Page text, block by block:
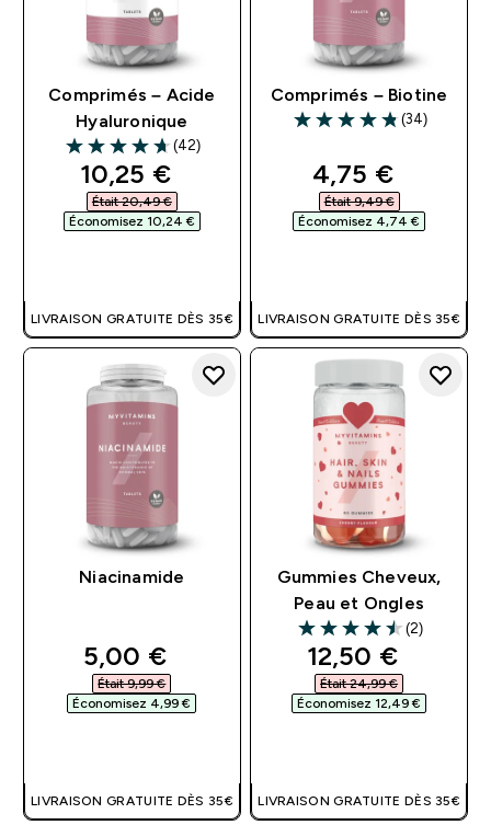
Comprimés – Acide
Hyaluronique
4.67 out of 5 stars
(42)
discounted price
10,25 €‎
Était 20,49 €‎
Économisez 10,24 €‎
LIVRAISON GRATUITE DÈS 35€
Comprimés – Biotine
4.82 out of 5 stars
(34)
discounted
4,75 €‎
Était 9,49 €‎
Économisez 4,74 €‎
LIVRAISON GRATUITE DÈS 35€
Niacinamide
discounted price
5,00 €‎
Était 9,99 €‎
Économisez 4,99 €‎
LIVRAISON GRATUITE DÈS 35€
Gummies Cheveux,
Peau et Ongles
4.5 out of 5 stars
(2)
discounted
12,50 €‎
Était 24,99 €‎
Économisez 12,49 €‎
LIVRAISON GRATUITE DÈS 35€